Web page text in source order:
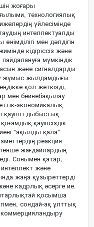
жоғары
технологиялық
үйлесімінде
интеллектуалды
мен дәлдігін
кідіріссіз және
мүмкіндік
және сигналдарды
жұмыс жылдамдығы
қол жеткізді,
мен бейнебақылау
экономикалық
қауіпті дыбыстық
қауіпсіздік
"ақылды қала"
реакция
жағдайлардың
Сонымен қатар,
және
жаңа құзыреттерді
кадрлық әсерге ие.
қосымша
сондай-ақ ұлттық